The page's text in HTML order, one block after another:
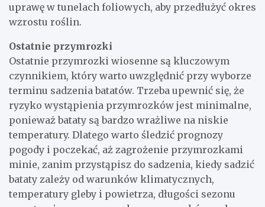
uprawę w tunelach foliowych, aby przedłużyć okres
wzrostu roślin.
Ostatnie przymrozki
Ostatnie przymrozki wiosenne są kluczowym
czynnikiem, który warto uwzględnić przy wyborze
terminu sadzenia batatów. Trzeba upewnić się, że
ryzyko wystąpienia przymrozków jest minimalne,
ponieważ bataty są bardzo wrażliwe na niskie
temperatury. Dlatego warto śledzić prognozy
pogody i poczekać, aż zagrożenie przymrozkami
minie, zanim przystąpisz do sadzenia, kiedy sadzić
bataty zależy od warunków klimatycznych,
temperatury gleby i powietrza, długości sezonu